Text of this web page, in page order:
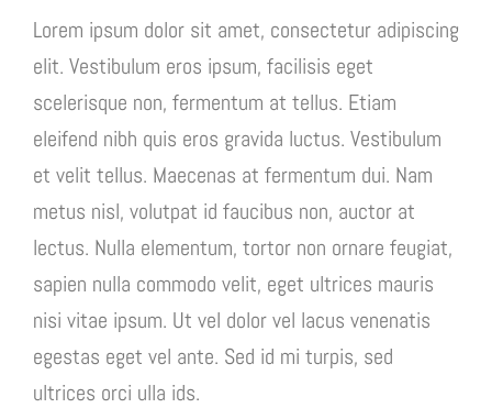
Lorem ipsum dolor sit amet, consectetur adipiscing
elit. Vestibulum eros ipsum, facilisis eget
scelerisque non, fermentum at tellus. Etiam
eleifend nibh quis eros gravida luctus. Vestibulum
et velit tellus. Maecenas at fermentum dui. Nam
metus nisl, volutpat id faucibus non, auctor at
lectus. Nulla elementum, tortor non ornare feugiat,
sapien nulla commodo velit, eget ultrices mauris
nisi vitae ipsum. Ut vel dolor vel lacus venenatis
egestas eget vel ante. Sed id mi turpis, sed
ultrices orci ulla ids.